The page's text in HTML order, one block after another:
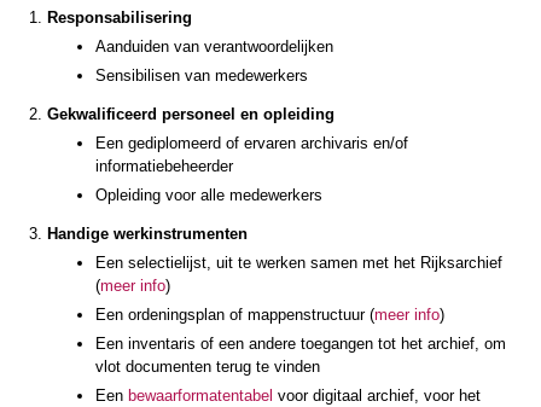
Responsabilisering
Aanduiden van verantwoordelijken
Sensibilisen van medewerkers
Gekwalificeerd personeel en opleiding
Een gediplomeerd of ervaren archivaris en/of
informatiebeheerder
Opleiding voor alle medewerkers
Handige werkinstrumenten
Een selectielijst, uit te werken samen met het Rijksarchief
(meer info)
Een ordeningsplan of mappenstructuur (meer info)
Een inventaris of een andere toegangen tot het archief, om
vlot documenten terug te vinden
Een bewaarformatentabel voor digitaal archief, voor het